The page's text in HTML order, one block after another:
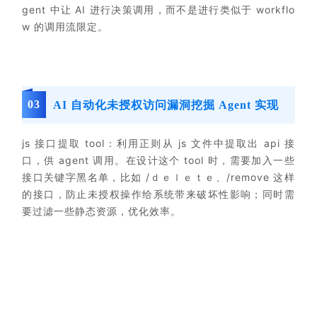
gent 中让 AI 进行决策调用，而不是进行类似于 workflo
w 的调用流限定。
03 AI 自动化未授权访问漏洞挖掘 Agent 实现
js 接口提取 tool：利用正则从 js 文件中提取出 api 接
口，供 agent 调用。在设计这个 tool 时，需要加入一些
接口关键字黑名单，比如 /ｄｅｌｅｔｅ、/remove 这样
的接口，防止未授权操作给系统带来破坏性影响；同时需
要过滤一些静态资源，优化效率。